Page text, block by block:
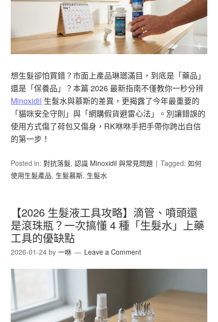
想生髮卻怕買錯？市面上產品琳瑯滿目，到底是「藥品」
還是「保養品」？本篇 2026 最新指南不僅教你一秒分辨
Minoxidil 生髮水與慕斯的差異，更揭露了今年最重要的
「貓咪安全守則」與「網購假貨避雷心法」。別讓錯誤的
使用方式傷了荷包又傷身，RK咻咻手把手帶你跨出自信
的第一步！
Posted in:對抗落髮,認識 Minoxidil 與常見問題 Tagged:如何
使用生髮產品, 生髮慕斯, 生髮水
【2026 生髮液工具攻略】滴管、噴頭還
是滾珠瓶？一次搞懂 4 種「生髮水」上藥
工具的優缺點
2026-01-24 by一咻 Leave a Comment